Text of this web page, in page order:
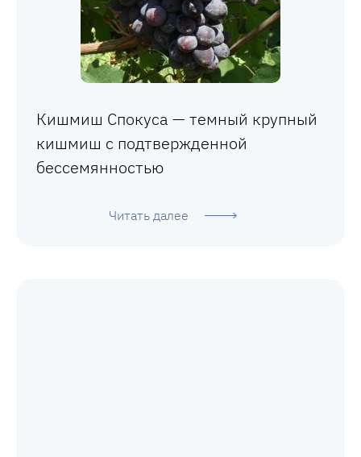
Кишмиш Спокуса — темный крупный
кишмиш с подтвержденной
бессемянностью
Читать далее